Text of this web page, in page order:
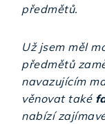
předmětů.
Už jsem měl
předmětů
navazujícím
věnovat také
nabízí